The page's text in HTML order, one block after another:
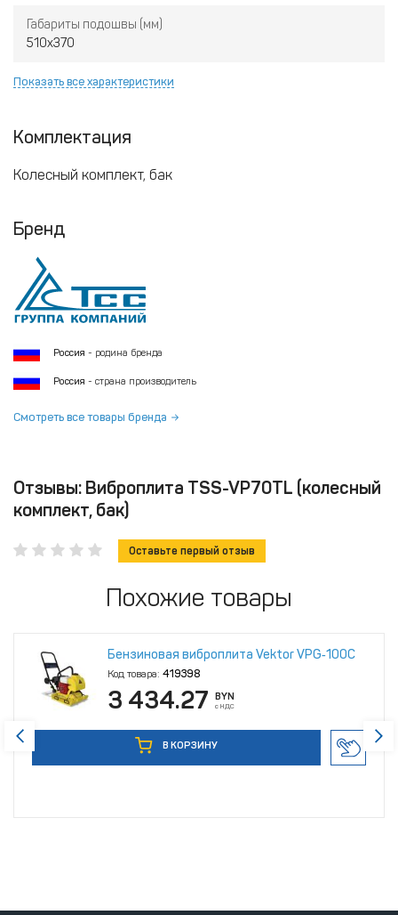
Габариты подошвы (мм)
510х370
Показать все характеристики
Комплектация
Колесный комплект, бак
Бренд
Россия - родина бренда
Россия - страна производитель
Смотреть все товары бренда
Отзывы: Виброплита TSS-VP70TL (колесный
комплект, бак)
Оставьте первый отзыв
Похожие товары
Бензиновая виброплита Vektor VPG‑100C
Код товара: 419398
3 434.27 BYN
с НДС
В КОРЗИНУ